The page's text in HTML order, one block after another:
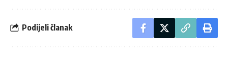
Podijeli članak